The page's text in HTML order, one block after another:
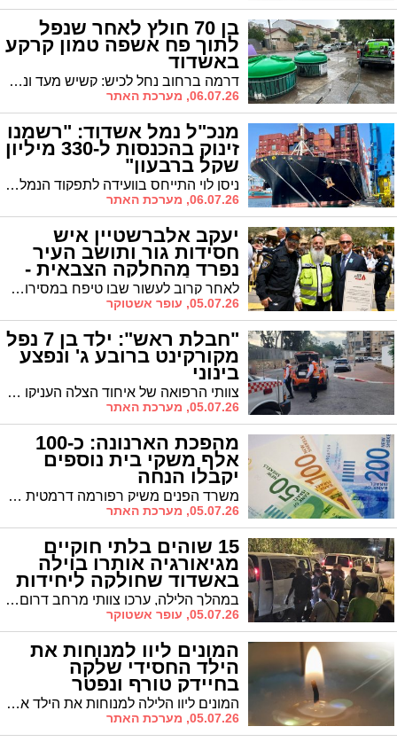
בן 70 חולץ לאחר שנפל
לתוך פח אשפה טמון קרקע
באשדוד
דרמה ברחוב נחל לכיש: קשיש מעד ונלכד בתוך פיר המכולה המוטמנת • לוחמי האש מתחנת אשדוד הוזעקו למקום וביצעו חילוץ מורכב באמצעות ציוד ייעודי • מצבו מוגדר קל
06.07.26, מערכת האתר
מנכ"ל נמל אשדוד: "רשמנו
זינוק בהכנסות ל-330 מיליון
שקל ברבעון"
ניסן לוי התייחס בוועידה לתפקוד הנמל הממשלתי בצל המלחמה, ליחסים עם מערכת הביטחון ולתחרות מול הנמלים הפרטיים: "חשבו שנקרוס, אבל התחרות הפכה אותנו ליעילים וחדים יותר. המדינה לא מתקצבת אותנו – אנחנו חברה עסקית רווחית שמחלקת דיבידנדים".
06.07.26, מערכת האתר
יעקב אלברשטיין איש
חסידות גור ותושב העיר
נפרד מהחלקה הצבאית -
וזכה להוקרה לאחר קרוב לעשור שבו טיפח במסירות את החלקה הצבאית בבית העלמין באשדוד וליווה ברגישות משפחות שכולות, קיבל יעקב אלברשטיין תעודת הוקרה מארגון יד לבנים אשדוד. ההוקרה מגיעה עם סיום תפקידו, כהערכה על עשייה שקטה, אנושית ומסורה שהפכה אותו לדמות מוכרת ואהובה במקום
05.07.26, עופר אשטוקר
"חבלת ראש": ילד בן 7 נפל
מקורקינט ברובע ג' ונפצע
בינוני
צוותי הרפואה של איחוד הצלה העניקו טיפול רפואי לרוכב אופניים בן 7 שנפל מקורקינט בשדרות עוזיהו באשדוד
05.07.26, מערכת האתר
מהפכת הארנונה: כ-100
אלף משקי בית נוספים
יקבלו הנחה
משרד הפנים משיק רפורמה דרמטית במבחני ההכנסה, שתוצמד לשכר המינימום ותחריג קצבאות ילדים וזקנה. מפת הזכאים תזנק ל-840 אלף משפחות, אך הרשויות המקומיות יספגו בור תקציבי של 1.1 מיליארד שקלים שיפגע בעיקר בפריפריה
05.07.26, מערכת האתר
15 שוהים בלתי חוקיים
מגיאורגיה אותרו בוילה
באשדוד שחולקה ליחידות
דיור ​במהלך הלילה, ערכו צוותי מרחב דרום במינהל אכיפה וזרים ברשות האוכלוסין פעילות מבצעית בעיר אשדוד. הפעילות בוצעה על בסיס מידע מוקדם ועם צו מבית משפט השלום בבאר שבע. אותרו 15 שב״חים בוילה מחולקת בעיר
05.07.26, עופר אשטוקר
המונים ליוו למנוחות את
הילד החסידי שלקה
בחיידק טורף ונפטר
המונים ליוו הלילה למנוחות את הילד אשר ירמיה רובינשטיין ז"ל מאשדוד, בנו של הרה"ח הרב יהודה רובינשטיין, מחשובי חסידי גור בעיר. עין לא נותרה יבשה לנוכח הטרגדיה הגדולה
05.07.26, מערכת האתר